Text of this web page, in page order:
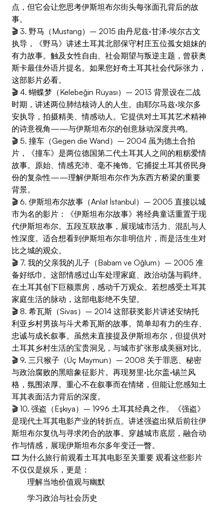
点，但它会让您思考伊斯坦布尔街头每张面孔背后的故
事。
🎬 3. 野马（Mustang）– 2015 由丹尼兹·甘泽·埃尔古文
执导，《野马》讲述土耳其北部保守村庄五位孤女姐妹的
有力故事。触及女性自由、社会期望与叛逆主题，曾获奥
斯卡最佳外语片提名。如果您好奇土耳其社会代际张力，
这部影片必看。
🎬 4. 蝴蝶梦（Kelebeğin Rüyası）– 2013 背景设在二战
时期，讲述两位肺结核诗人的人生。由耶尔马兹·埃尔多
安执导，拍摄精美、情感动人。它提供对土耳其艺术精神
的诗意视角——与伊斯坦布尔的创意脉动深度共鸣。
🎬 5. 撞车（Gegen die Wand）– 2004 虽为德土合拍
片，《撞车》是两位德国第二代土耳其人之间的粗粝爱情
故事。原始、情感充沛、毫不掩饰。它捕捉土耳其侨民身
份的复杂性——理解伊斯坦布尔作为东西方桥梁的重要
背景。
🎬 6. 伊斯坦布尔故事（Anlat İstanbul）– 2005 直接以城
市为名的影片：《伊斯坦布尔故事》将经典童话重置于现
代伊斯坦布尔。五段互联故事，展现城市活力、混乱与人
性深度。适合想看到伊斯坦布尔非明信片，而是活生生对
比之城的观众。
🎬 7. 我的父亲我的儿子（Babam ve Oğlum）– 2005 准
备好纸巾。这部情感过山车处理家庭、政治动荡与羁绊。
在土耳其创下巨额票房，感动千万观众。若想感受土耳其
家庭生活的脉动，这部电影绝不失望。
🎬 8. 希瓦斯（Sivas）– 2014 这部获奖影片讲述安纳托
利亚乡村男孩与斗犬希瓦斯的故事。简单却有力的生存、
忠诚与成长叙事。虽然未直接提及伊斯坦布尔，但提供对
土耳其乡村生活的宝贵洞见，与城市扩张形成美丽对比。
🎬 9. 三只猴子（Üç Maymun）– 2008 关于罪恶、秘密
与政治腐败的黑暗象征影片。再现努里·比尔盖·锡兰风
格，氛围浓厚。重心不在叙事而在情绪，但能让您感知土
耳其表面活力背后的深度。
🎬 10. 强盗（Eşkıya）– 1996 土耳其经典之作。《强盗》
是现代土耳其电影产业的转折点。讲述强盗出狱后前往伊
斯坦布尔复仇与寻求闭合的故事。穿越城市底层，融合动
作与情感，展现伊斯坦布尔多年变迁一瞥。
🎞️ 为什么旅行前观看土耳其电影至关重要 观看这些影片
不仅仅是娱乐，更是：
理解当地价值观与幽默
学习政治与社会历史